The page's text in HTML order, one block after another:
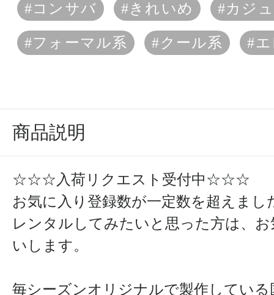
#コンサバ #きれいめ #カジ
#フォーマル系 #クール系 #
商品説明
☆☆☆入荷リクエスト受付中☆☆☆
お気に入り登録数が一定数を超えま
レンタルしてみたいと思った方は、
いします。
毎シーズンオリジナルで製作してい